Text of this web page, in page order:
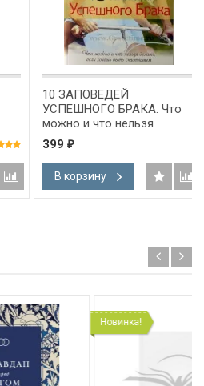
10 ЗАПОВЕДЕЙ
УСПЕШНОГО БРАКА. Что
можно и что нельзя
делать, если хочешь быть
счастливым. Эд Янг
399 ₽
В корзину
Новинка!